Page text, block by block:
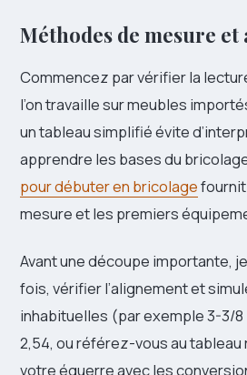
Méthodes de mesure
Commencez par vérifier la
l’on travaille sur meubles
un tableau simplifié évite
apprendre les bases du
pour débuter en bricolage
mesure et les premiers
Avant une découpe importante,
fois, vérifier l’alignement et
inhabituelles (par exemple 3-3/
2,54, ou référez-vous au
votre équerre avec les